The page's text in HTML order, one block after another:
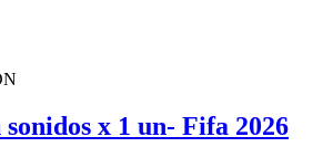
x 1 un- Fifa 2026